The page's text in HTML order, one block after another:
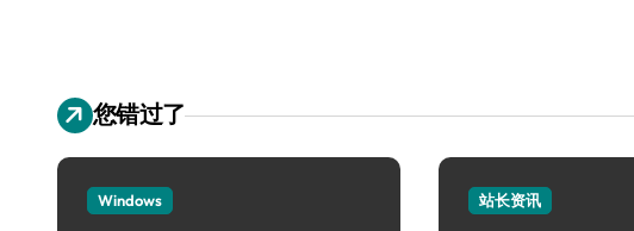
您错过了
Windows 站长资讯